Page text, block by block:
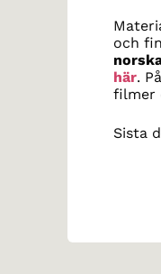
och
här.
filmer
Sista